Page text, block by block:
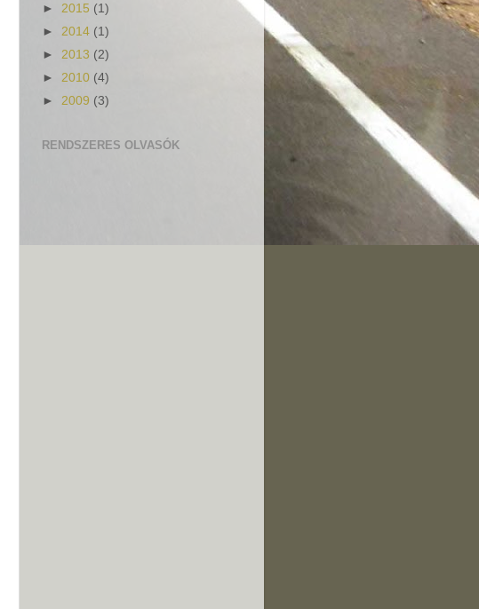
► 2015 (1)
► 2014 (1)
► 2013 (2)
► 2010 (4)
► 2009 (3)
RENDSZERES OLVASÓK